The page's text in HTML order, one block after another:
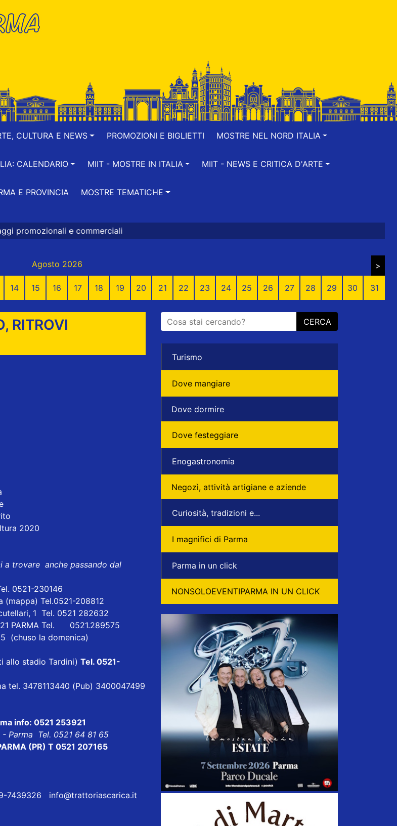
CULTURA E NEWS PROMOZIONI E BIGLIETTI MOSTRE NEL NORD ITALIA
CALENDARIO MIIT - MOSTRE IN ITALIA MIIT - NEWS E CRITICA D'ARTE
E PROVINCIA MOSTRE TEMATICHE
commerciali
Agosto 2026 >
14 15 16 17 18 19 20 21 22 23 24 25 26 27 28 29 30 31
RITROVI
2020
trovare anche passando dal
0521-230146
(mappa) Tel.0521-208812
1 Tel. 0521 282632
PARMA Tel. 0521.289575
(chuso la domenica)
allo stadio Tardini) Tel. 0521-
tel. 3478113440 (Pub) 3400047499
info: 0521 253921
- Parma Tel. 0521 64 81 65
(PR) T 0521 207165
7439326 info@trattoriascarica.it
CERCA
Turismo
Dove mangiare
Dove dormire
Dove festeggiare
Enogastronomia
Negozì, attività artigiane e aziende
Curiosità, tradizioni e...
I magnifici di Parma
Parma in un click
NONSOLOEVENTIPARMA IN UN CLICK